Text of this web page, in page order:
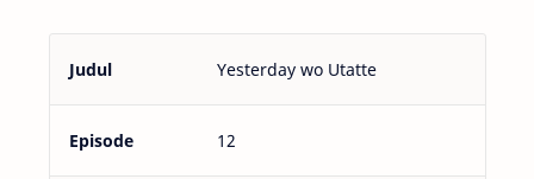
Judul Yesterday wo Utatte
Episode 12